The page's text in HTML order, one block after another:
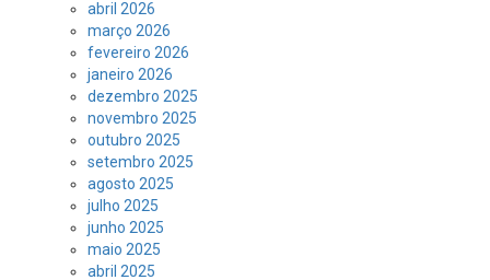
abril 2026
março 2026
fevereiro 2026
janeiro 2026
dezembro 2025
novembro 2025
outubro 2025
setembro 2025
agosto 2025
julho 2025
junho 2025
maio 2025
abril 2025